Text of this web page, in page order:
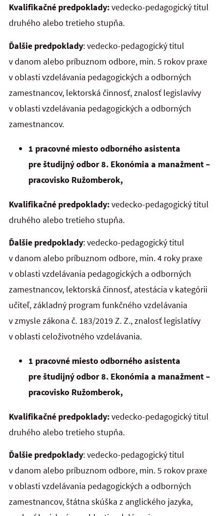
Kvalifikačné predpoklady:vedecko-pedagogický titul
druhého alebo tretieho stupňa.
Ďalšie predpoklady: vedecko-pedagogický titul
v danom alebo príbuznom odbore, min. 5 rokov praxe
v oblasti vzdelávania pedagogických a odborných
zamestnancov, lektorská činnosť, znalosť legislavívy
v oblasti vzdelávania pedagogických a odborných
zamestnancov.
1 pracovné miesto odborného asistenta
pre študijný odbor 8. Ekonómia a manažment –
pracovisko Ružomberok,
Kvalifikačné predpoklady:vedecko-pedagogický titul
druhého alebo tretieho stupňa.
Ďalšie predpoklady: vedecko-pedagogický titul
v danom alebo príbuznom odbore, min. 4 roky praxe
v oblasti vzdelávania pedagogických a odborných
zamestnancov, lektorská činnosť, atestácia v kategórii
učiteľ, základný program funkčného vzdelávania
v zmysle zákona č. 183/2019 Z. Z., znalosť legislatívy
v oblasti celoživotného vzdelávania.
1 pracovné miesto odborného asistenta
pre študijný odbor 8. Ekonómia a manažment –
pracovisko Ružomberok,
Kvalifikačné predpoklady:vedecko-pedagogický titul
druhého alebo tretieho stupňa.
Ďalšie predpoklady: vedecko-pedagogický titul
v danom alebo príbuznom odbore, min. 5 rokov praxe
v oblasti vzdelávania pedagogických a odborných
zamestnancov, štátna skúška z anglického jazyka,